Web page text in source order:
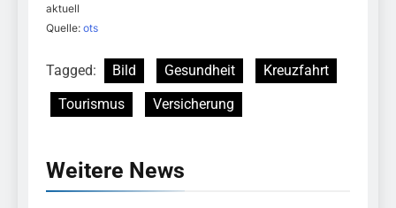
aktuell
Quelle: ots
Tagged: Bild Gesundheit
Kreuzfahrt
Tourismus
Versicherung
Weitere News